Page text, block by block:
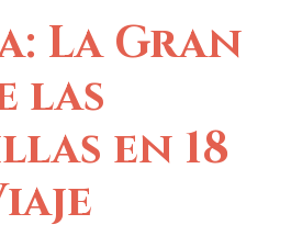
La Gran
las
en 18